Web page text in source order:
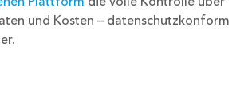
und Kosten – datenschutzkonform